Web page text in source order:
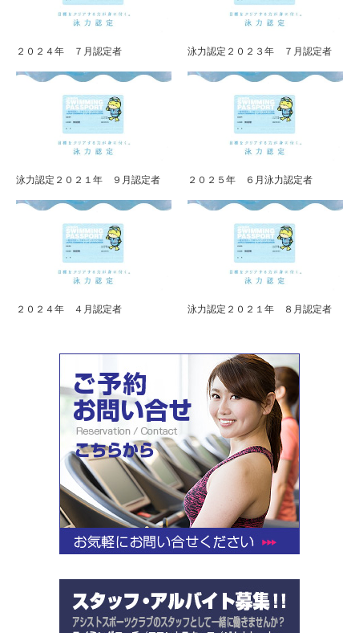
２０２４年 ７月認定者 泳力認定２０２３年 ７月認定者
泳力認定２０２１年 ９月認定者 ２０２５年 ６月泳力認定者
２０２４年 ４月認定者 泳力認定２０２１年 ８月認定者